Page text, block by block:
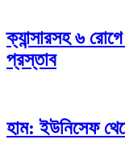
ক্যান্সারসহ ৬
প্রস্তাব
হাম: ইউনিসেফ